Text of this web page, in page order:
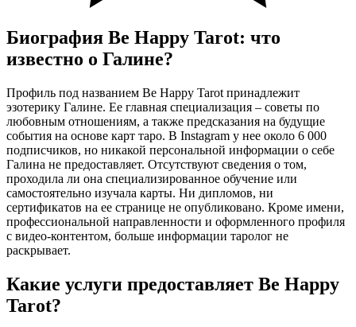
Биография Be Happy Tarot: что
известно о Галине?
Профиль под названием Be Happy Tarot принадлежит
эзотерику Галине. Ее главная специализация – советы по
любовным отношениям, а также предсказания на будущие
события на основе карт таро. В Instagram у нее около 6 000
подписчиков, но никакой персональной информации о себе
Галина не предоставляет. Отсутствуют сведения о том,
проходила ли она специализированное обучение или
самостоятельно изучала карты. Ни дипломов, ни
сертификатов на ее странице не опубликовано. Кроме имени,
профессиональной направленности и оформленного профиля
с видео-контентом, больше информации таролог не
раскрывает.
Какие услуги предоставляет Be Happy
Tarot?